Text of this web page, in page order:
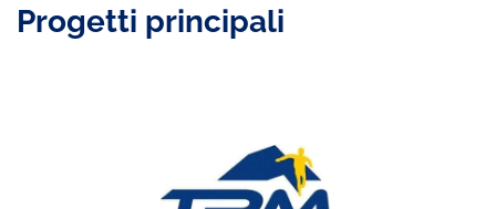
Progetti principali